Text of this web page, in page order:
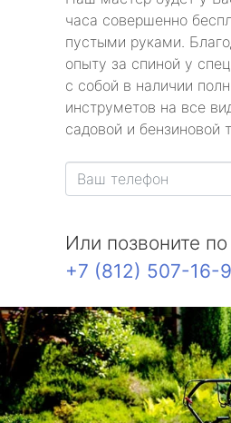
часа совершенно
пустыми руками.
опыту за спиной у
с собой в наличии
инструметов на все
садовой и бензиновой
Или позвоните
+7 (812) 507-16-